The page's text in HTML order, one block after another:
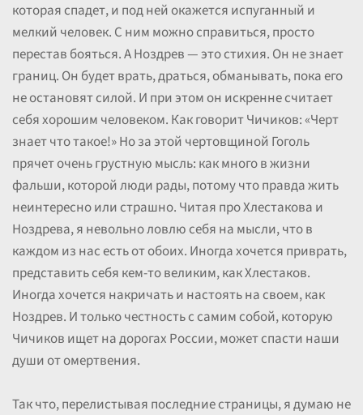
которая спадет, и под ней окажется испуганный и
мелкий человек. С ним можно справиться, просто
перестав бояться. А Ноздрев — это стихия. Он не знает
границ. Он будет врать, драться, обманывать, пока его
не остановят силой. И при этом он искренне считает
себя хорошим человеком. Как говорит Чичиков: «Черт
знает что такое!» Но за этой чертовщиной Гоголь
прячет очень грустную мысль: как много в жизни
фальши, которой люди рады, потому что правда жить
неинтересно или страшно. Читая про Хлестакова и
Ноздрева, я невольно ловлю себя на мысли, что в
каждом из нас есть от обоих. Иногда хочется приврать,
представить себя кем-то великим, как Хлестаков.
Иногда хочется накричать и настоять на своем, как
Ноздрев. И только честность с самим собой, которую
Чичиков ищет на дорогах России, может спасти наши
души от омертвения.
Так что, перелистывая последние страницы, я думаю не